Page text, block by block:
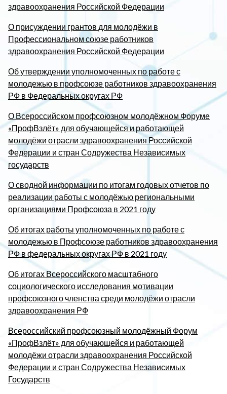
здравоохранения Российской Федерации
О присуждении грантов для молодёжи в
Профессиональном союзе работников
здравоохранения Российской Федерации
Об утверждении уполномоченных по работе с
молодежью в профсоюзе работников здравоохранения
РФ в Федеральных округах РФ
О Всероссийском профсоюзном молодёжном Форуме
«ПрофВзлёт» для обучающейся и работающей
молодёжи отрасли здравоохранения Российской
Федерации и стран Содружества Независимых
государств
О сводной информации по итогам годовых отчетов по
реализации работы с молодёжью региональными
организациями Профсоюза в 2021 году
Об итогах работы уполномоченных по работе с
молодежью в Профсоюзе работников здравоохранения
РФ в федеральных округах РФ в 2021 году
Об итогах Всероссийского масштабного
социологического исследования мотивации
профсоюзного членства среди молодёжи отрасли
здравоохранения РФ
Всероссийский профсоюзный молодёжный Форум
«ПрофВзлёт» для обучающейся и работающей
молодёжи отрасли здравоохранения Российской
Федерации и стран Содружества Независимых
Государств